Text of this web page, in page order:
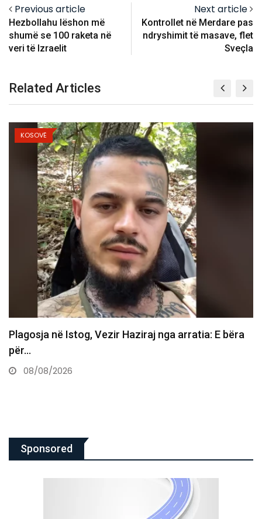
Previous article
Hezbollahu lëshon më
shumë se 100 raketa në
veri të Izraelit
Next article
Kontrollet në Merdare pas
ndryshimit të masave, flet
Sveçla
Related Articles
KOSOVË
Vdes ish-luftëtari i UÇK-së Avni Hoxha
08/08/2026
Sponsored